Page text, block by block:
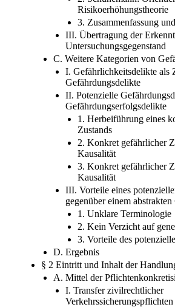
Risikoerhöhungstheorie
3. Zusammenfassung
III. Übertragung der
Untersuchungsgegenstand
C. Weitere Kategorien von
I. Gefährlichkeitsdelikte als
Gefährdungsdelikte
II. Potenzielle
Gefährdungserfolgsdelikte
1. Herbeiführung eines
Zustands
2. Konkret gefährlicher
Kausalität
3. Konkret gefährlicher
Kausalität
III. Vorteile eines
gegenüber einem
1. Unklare Terminologie
2. Kein Verzicht auf
3. Vorteile des
D. Ergebnis
§ 2 Eintritt und Inhalt der
A. Mittel der
I. Transfer zivilrechtlicher